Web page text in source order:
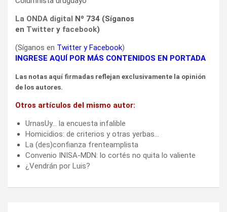
La ONDA digital Nº 734 (Síganos
en Twitter y facebook)
(Síganos en Twitter yFacebook)
INGRESE AQUÍ POR MÁS CONTENIDOS EN PORTADA
Las notas aquí firmadas reflejan exclusivamente la opinión
de los autores.
Otros artículos del mismo autor:
UrnasUy… la encuesta infalible
Homicidios: de criterios y otras yerbas…
La (des)confianza frenteamplista
Convenio INISA-MDN: lo cortés no quita lo valiente
¿Vendrán por Luis?